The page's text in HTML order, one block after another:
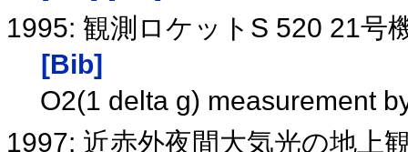
1995: 観測ロケットS 520 21
[Bib]
O2(1 delta g) measurement
1997: 近赤外夜間大気光の地上